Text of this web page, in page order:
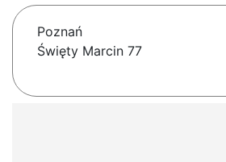
Poznań
Święty Marcin 77